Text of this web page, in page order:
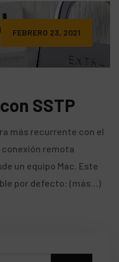
FEBRERO 23, 2021
SSTP
más recurrente con el
remota
un equipo Mac. Este
por defecto: (más…)